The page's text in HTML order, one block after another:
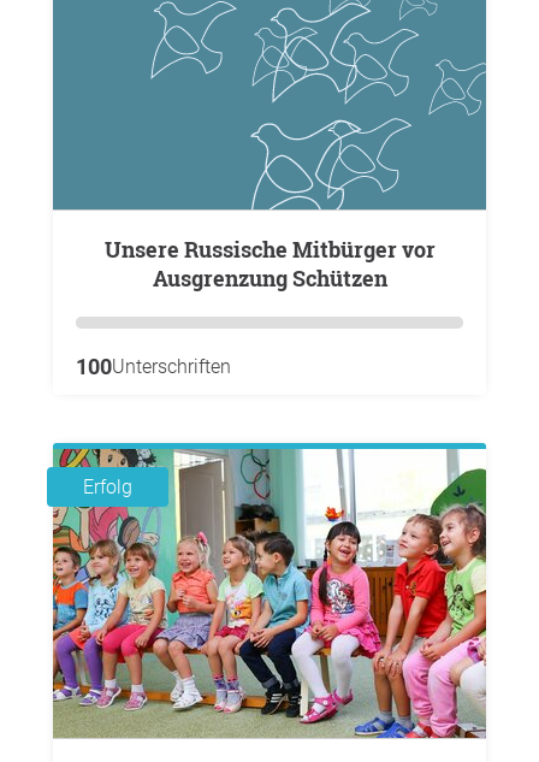
Unsere Russische Mitbürger vor
Ausgrenzung Schützen
100Unterschriften
Erfolg